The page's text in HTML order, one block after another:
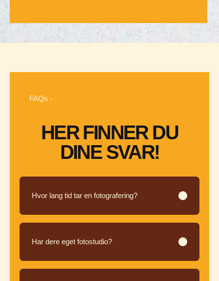
FAQs -
HER FINNER DU
DINE SVAR!
Hvor lang tid tar en fotografering?
Har dere eget fotostudio?